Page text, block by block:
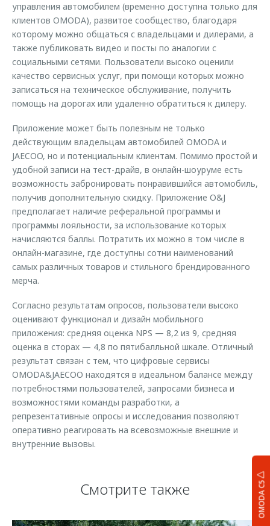
OMODA C5
управления автомобилем (временно доступна только для
клиентов OMODA), развитое сообщество, благодаря
которому можно общаться с владельцами и дилерами, а
также публиковать видео и посты по аналогии с
социальными сетями. Пользователи высоко оценили
качество сервисных услуг, при помощи которых можно
записаться на техническое обслуживание, получить
помощь на дорогах или удаленно обратиться к дилеру.
Приложение может быть полезным не только
действующим владельцам автомобилей OMODA и
JAECOO, но и потенциальным клиентам. Помимо простой и
удобной записи на тест-драйв, в онлайн-шоуруме есть
возможность забронировать понравившийся автомобиль,
получив дополнительную скидку. Приложение O&J
предполагает наличие реферальной программы и
программы лояльности, за использование которых
начисляются баллы. Потратить их можно в том числе в
онлайн-магазине, где доступны сотни наименований
самых различных товаров и стильного брендированного
мерча.
Согласно результатам опросов, пользователи высоко
оценивают функционал и дизайн мобильного
приложения: средняя оценка NPS — 8,2 из 9, средняя
оценка в сторах — 4,8 по пятибалльной шкале. Отличный
результат связан с тем, что цифровые сервисы
OMODA&JAECOO находятся в идеальном балансе между
потребностями пользователей, запросами бизнеса и
возможностями команды разработки, а
репрезентативные опросы и исследования позволяют
оперативно реагировать на всевозможные внешние и
внутренние вызовы.
Смотрите также